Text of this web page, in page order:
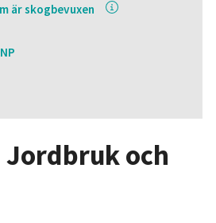
är skogbevuxen
Jordbruk och